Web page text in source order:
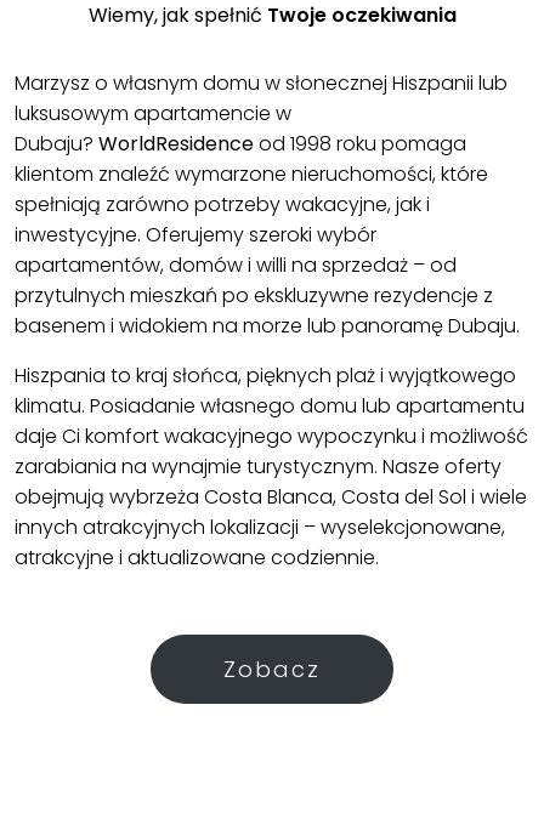
Wiemy, jak spełnić Twoje oczekiwania
Marzysz o własnym domu w słonecznej Hiszpanii lub
luksusowym apartamencie w
Dubaju? WorldResidenceod 1998 roku pomaga
klientom znaleźć wymarzone nieruchomości, które
spełniają zarówno potrzeby wakacyjne, jak i
inwestycyjne. Oferujemy szeroki wybór
apartamentów, domów i willi na sprzedaż – od
przytulnych mieszkań po ekskluzywne rezydencje z
basenem i widokiem na morze lub panoramę Dubaju.
Hiszpania to kraj słońca, pięknych plaż i wyjątkowego
klimatu. Posiadanie własnego domu lub apartamentu
daje Ci komfort wakacyjnego wypoczynku i możliwość
zarabiania na wynajmie turystycznym. Nasze oferty
obejmują wybrzeża Costa Blanca, Costa del Sol i wiele
innych atrakcyjnych lokalizacji – wyselekcjonowane,
atrakcyjne i aktualizowane codziennie.
Zobacz